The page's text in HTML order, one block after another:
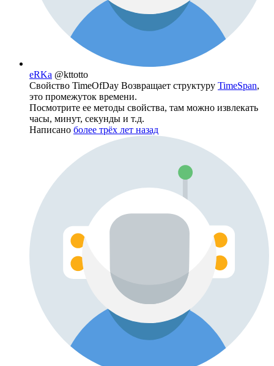
eRKa @kttotto
Свойство TimeOfDay Возвращает структуру TimeSpan,
это промежуток времени.
Посмотрите ее методы свойства, там можно извлекать
часы, минут, секунды и т.д.
Написано более трёх лет назад